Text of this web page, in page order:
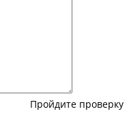
Пройдите проверку